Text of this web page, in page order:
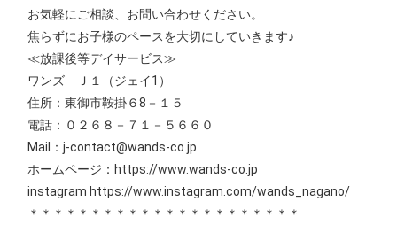
お気軽にご相談、お問い合わせください。
焦らずにお子様のペースを大切にしていきます♪
≪放課後等デイサービス≫
ワンズ Ｊ１（ジェイ1）
住所：東御市鞍掛６8－１５
電話：０２６８－７１－５６６０
Mail：j-contact@wands-co.jp
ホームページ：https://www.wands-co.jp
instagram https://www.instagram.com/wands_nagano/
＊＊＊＊＊＊＊＊＊＊＊＊＊＊＊＊＊＊＊＊＊＊